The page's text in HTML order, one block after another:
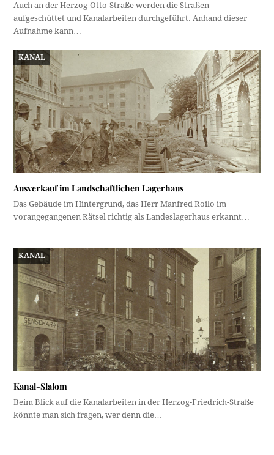
Auch an der Herzog-Otto-Straße werden die Straßen
aufgeschüttet und Kanalarbeiten durchgeführt. Anhand dieser
Aufnahme kann…
KANAL
Ausverkauf im Landschaftlichen Lagerhaus
Das Gebäude im Hintergrund, das Herr Manfred Roilo im
vorangegangenen Rätsel richtig als Landeslagerhaus erkannt…
KANAL
Kanal-Slalom
Beim Blick auf die Kanalarbeiten in der Herzog-Friedrich-Straße
könnte man sich fragen, wer denn die…